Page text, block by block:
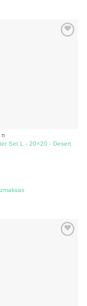
Set L - 20×20 - Desert